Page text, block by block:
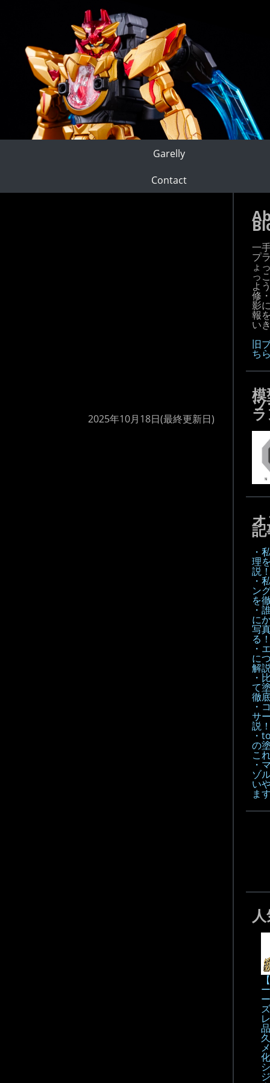
Garelly
Contact
2025年10月18日(最終更新日)
一
プ
ょ
っ
よ
修
影
報
い
旧
ち
・
理
説
・
ン
を
・
に
写
る
・
に
解
・
て
徹
・
サ
説
・
の
こ
・
ゾ
い
ま